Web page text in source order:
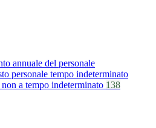
annuale del personale
personale tempo indeterminato
non a tempo indeterminato 138